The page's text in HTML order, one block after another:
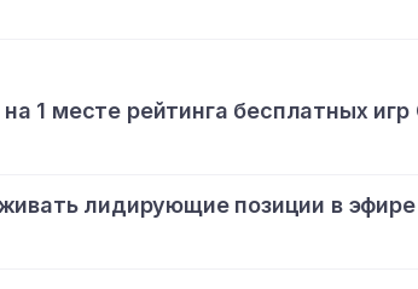
1 месте рейтинга бесплатных
лидирующие позиции в